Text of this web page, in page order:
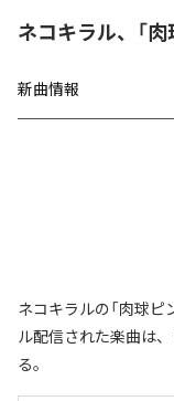
ネコキラル、「
新曲情報
ネコキラルの「肉球ピ
ル配信された楽曲は、
る。